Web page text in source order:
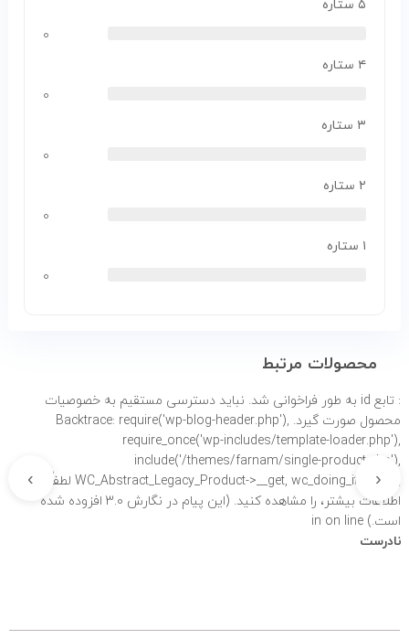
۵ ستاره
۰
۴ ستاره
۰
۳ ستاره
۰
۲ ستاره
۰
۱ ستاره
۰
محصولات مرتبط
: تابع id به طور
فراخوانی شد. نباید دسترسی مستقیم به خصوصیات
محصول صورت گیرد. Backtrace: require('wp-blog-header.php'),
require_once('wp-includes/template-loader.php'),
include('/themes/farnam/single-product.php'),
WC_Abstract_Legacy_Product->__get, wc_doing_it_wrong لطفاً برای
اطلاعات بیشتر،
را مشاهده کنید. (این پیام در نگارش 3.0 افزوده شده
است.) in on line
نادرست
‹
›